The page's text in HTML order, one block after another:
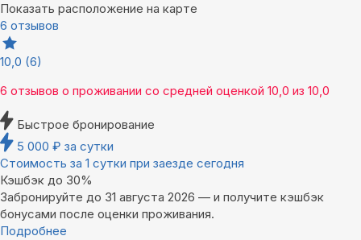
Показать расположение на карте
6 отзывов
10,0 (6)
6 отзывов о проживании со средней оценкой 10,0 из 10,0
Быстрое бронирование
5 000 ₽ за сутки
Стоимость за 1 сутки при заезде сегодня
Кэшбэк до 30%
Забронируйте до 31 августа 2026 — и получите кэшбэк
бонусами после оценки проживания.
Подробнее